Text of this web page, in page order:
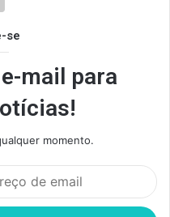
se
mail para
momento.